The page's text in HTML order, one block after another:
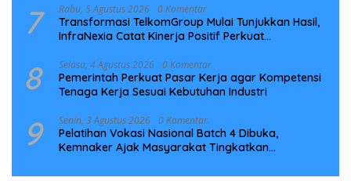
7 Rabu, 5 Agustus 2026 0 Komentar
Transformasi TelkomGroup Mulai Tunjukkan Hasil,
InfraNexia Catat Kinerja Positif Perkuat
8 Selasa, 4 Agustus 2026 0 Komentar
Pemerintah Perkuat Pasar Kerja agar Kompetensi
Tenaga Kerja Sesuai Kebutuhan Industri
9 Senin, 3 Agustus 2026 0 Komentar
Pelatihan Vokasi Nasional Batch 4 Dibuka,
Kemnaker Ajak Masyarakat Tingkatkan